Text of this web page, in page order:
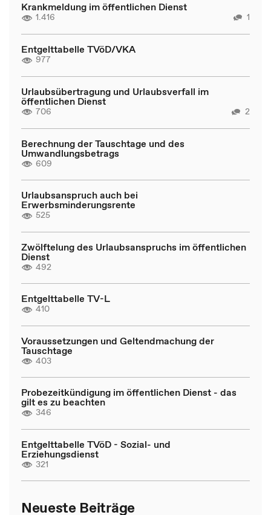
Krankmeldung im öffentlichen Dienst
1.416 1
Entgelttabelle TVöD/VKA
977
Urlaubsübertragung und Urlaubsverfall im
öffentlichen Dienst
706 2
Berechnung der Tauschtage und des
Umwandlungsbetrags
609
Urlaubsanspruch auch bei
Erwerbsminderungsrente
525
Zwölftelung des Urlaubsanspruchs im öffentlichen
Dienst
492
Entgelttabelle TV-L
410
Voraussetzungen und Geltendmachung der
Tauschtage
403
Probezeitkündigung im öffentlichen Dienst - das
gilt es zu beachten
346
Entgelttabelle TVöD - Sozial- und
Erziehungsdienst
321
Neueste Beiträge